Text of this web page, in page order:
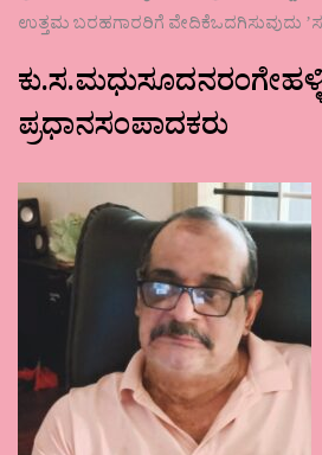
ಉತ್ತಮ ಬರಹಗಾರರಿಗೆ ವೇದಿಕೆಒದಗಿಸುವುದು
ಪ್ರಧಾನಸಂಪಾದಕರು